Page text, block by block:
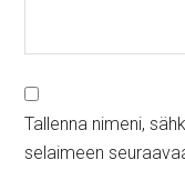
Tallenna nimeni,
selaimeen